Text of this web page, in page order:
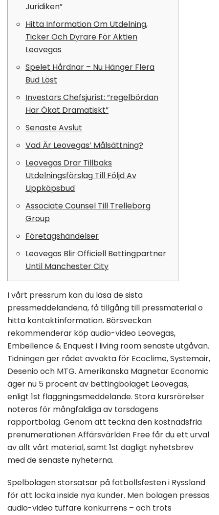
Juridiken”
Hitta Information Om Utdelning,
Ticker Och Dyrare För Aktien
Leovegas
Spelet Hårdnar – Nu Hänger Flera
Bud Löst
Investors Chefsjurist: ”regelbördan
Har Ökat Dramatiskt”
Senaste Avslut
Vad Är Leovegas’ Målsättning?
Leovegas Drar Tillbaks
Utdelningsförslag Till Följd Av
Uppköpsbud
Associate Counsel Till Trelleborg
Group
Företagshändelser
Leovegas Blir Officiell Bettingpartner
Until Manchester City
I vårt pressrum kan du läsa de sista
pressmeddelandena, få tillgång till pressmaterial o
hitta kontaktinformation. Börsveckan
rekommenderar köp audio-video Leovegas,
Embellence & Enquest i living room senaste utgåvan.
Tidningen ger rådet avvakta för Ecoclime, Systemair,
Desenio och MTG. Amerikanska Magnetar Economic
äger nu 5 procent av bettingbolaget Leovegas,
enligt 1st flaggningsmeddelande. Stora kursrörelser
noteras för mångfaldiga av torsdagens
rapportbolag. Genom att teckna den kostnadsfria
prenumerationen Affärsvärlden Free får du ett urval
av allt vårt material, samt 1st dagligt nyhetsbrev
med de senaste nyheterna.
Spelbolagen storsatsar på fotbollsfesten i Ryssland
för att locka inside nya kunder. Men bolagen pressas
audio-video tuffare konkurrens – och trots